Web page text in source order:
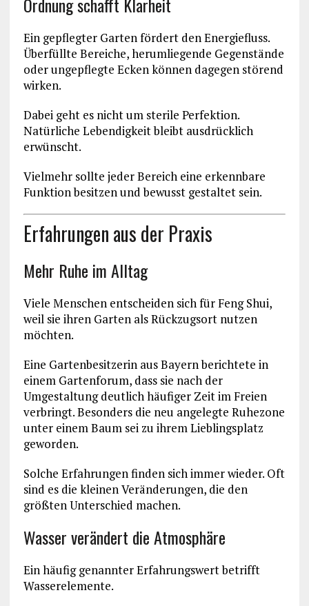
Ordnung schafft Klarheit
Ein gepflegter Garten fördert den Energiefluss.
Überfüllte Bereiche, herumliegende Gegenstände
oder ungepflegte Ecken können dagegen störend
wirken.
Dabei geht es nicht um sterile Perfektion.
Natürliche Lebendigkeit bleibt ausdrücklich
erwünscht.
Vielmehr sollte jeder Bereich eine erkennbare
Funktion besitzen und bewusst gestaltet sein.
Erfahrungen aus der Praxis
Mehr Ruhe im Alltag
Viele Menschen entscheiden sich für Feng Shui,
weil sie ihren Garten als Rückzugsort nutzen
möchten.
Eine Gartenbesitzerin aus Bayern berichtete in
einem Gartenforum, dass sie nach der
Umgestaltung deutlich häufiger Zeit im Freien
verbringt. Besonders die neu angelegte Ruhezone
unter einem Baum sei zu ihrem Lieblingsplatz
geworden.
Solche Erfahrungen finden sich immer wieder. Oft
sind es die kleinen Veränderungen, die den
größten Unterschied machen.
Wasser verändert die Atmosphäre
Ein häufig genannter Erfahrungswert betrifft
Wasserelemente.